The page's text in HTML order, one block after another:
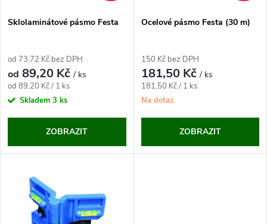
p
r
o
d
u
s
r
o
u
Sklolaminátové pásmo Festa
od 73,72 Kč bez DPH
od 89,20 Kč/ ks
Měrná
cena:
od 89,20 Kč / 1 ks
Skladem 3 ks
ZOBRAZIT
Ocelové pásmo Festa (30 m)
150 Kč bez DPH
181,50 Kč/ ks
Měrná
cena:
181,50 Kč / 1 ks
Na dotaz
ZOBRAZIT